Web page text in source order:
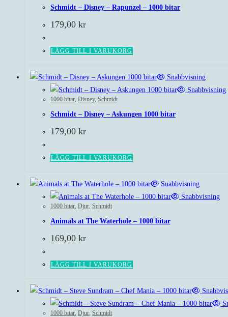
Schmidt – Disney – Rapunzel – 1000 bitar
179,00 kr
LÄGG TILL I VARUKORG
Snabbvisning
Snabbvisning
1000 bitar Disney, Schmidt
Schmidt – Disney – Askungen 1000 bitar
179,00 kr
LÄGG TILL I VARUKORG
Snabbvisning
Snabbvisning
1000 bitar Djur Schmidt
Animals at The Waterhole – 1000 bitar
169,00 kr
LÄGG TILL I VARUKORG
1000 bitar, Djur, Schmidt